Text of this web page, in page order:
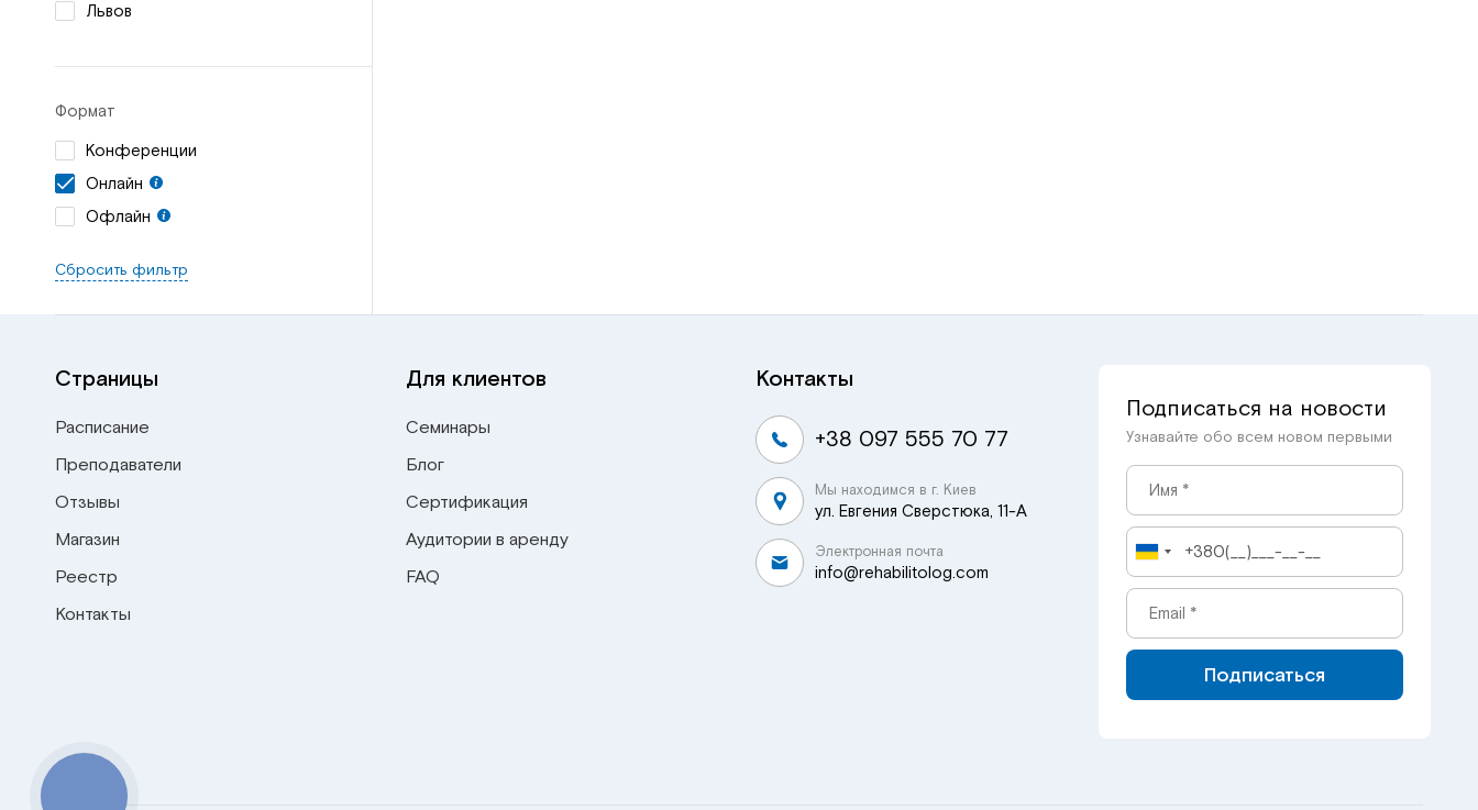
Львов
Формат
Конференции
Онлайн
Офлайн
Сбросить фильтр
Страницы
Расписание
Преподаватели
Отзывы
Магазин
Реестр
Контакты
Для клиентов
Семинары
Блог
Сертификация
Аудитории в аренду
FAQ
Контакты
+38 097 555 70 77
Мы находимся в г. Киев
ул. Евгения Сверстюка, 11-А
Электронная почта
info@rehabilitolog.com
Подписаться на новости
Узнавайте обо всем новом первыми
Подписаться